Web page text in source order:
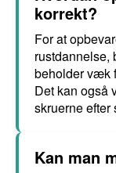
korrekt?
For at
rustdannelse,
beholder væk
Det kan også
skruerne efter
Kan man